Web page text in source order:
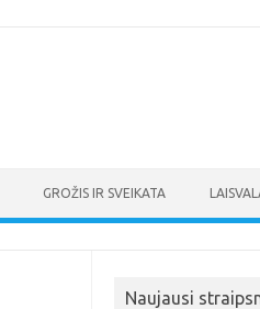
GROŽIS IR SVEIKATA
Naujausi